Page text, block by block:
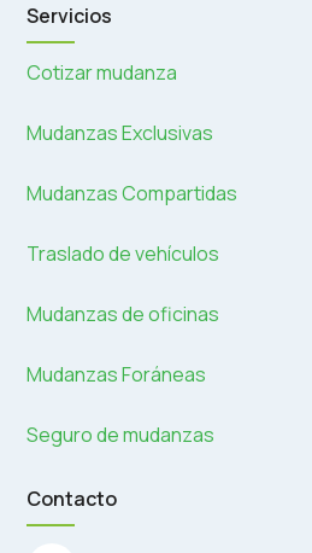
Servicios
Cotizar mudanza
Mudanzas Exclusivas
Mudanzas Compartidas
Traslado de vehículos
Mudanzas de oficinas
Mudanzas Foráneas
Seguro de mudanzas
Contacto